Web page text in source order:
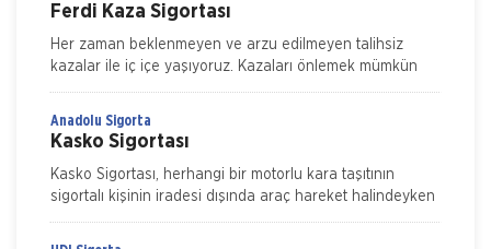
Ferdi Kaza Sigortası
Her zaman beklenmeyen ve arzu edilmeyen talihsiz
kazalar ile iç içe yaşıyoruz. Kazaları önlemek mümkün
ama ne kadar dikkat edersek edelim tamamen ortadan
Anadolu Sigorta
Kasko Sigortası
Kasko Sigortası, herhangi bir motorlu kara taşıtının
sigortalı kişinin iradesi dışında araç hareket halindeyken
ya da dururken hasara uğraması, çalınması, yanması ve